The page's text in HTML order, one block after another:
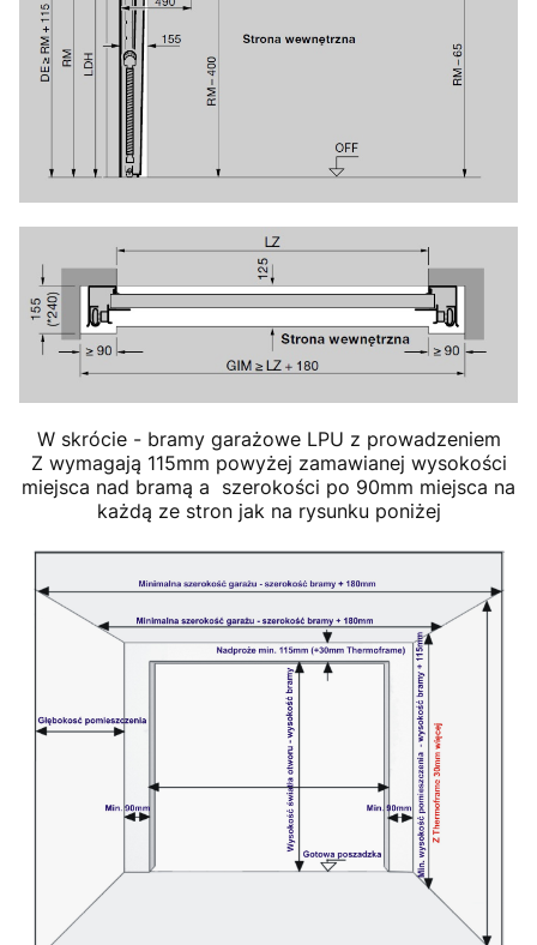
W skrócie - bramy garażowe LPU z prowadzeniem
Z wymagają 115mm powyżej zamawianej wysokości
miejsca nad bramą a szerokości po 90mm miejsca na
każdą ze stron jak na rysunku poniżej